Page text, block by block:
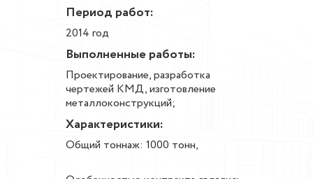
Период работ:
2014 год
Выполненные работы:
Проектирование, разработка
чертежей КМД, изготовление
металлоконструкций;
Характеристики:
Общий тоннаж: 1000 тонн,